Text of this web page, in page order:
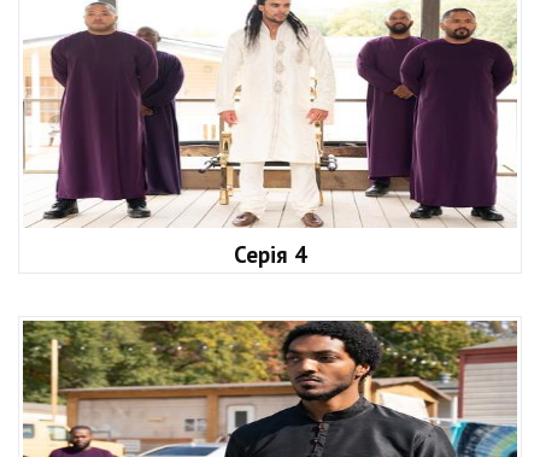
Серія 4